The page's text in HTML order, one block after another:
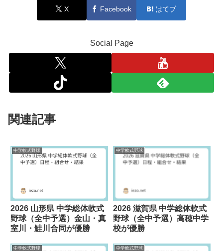
X Facebook はてブ
Social Page
関連記事
中学軟式野球
2026 山形県 中学総体軟式
野球（全中予選）金山・真
室川・鮭川合同が優勝
中学軟式野球
2026 滋賀県 中学総体軟式
野球（全中予選）高穂中学
校が優勝
中学軟式野球 中学軟式野球